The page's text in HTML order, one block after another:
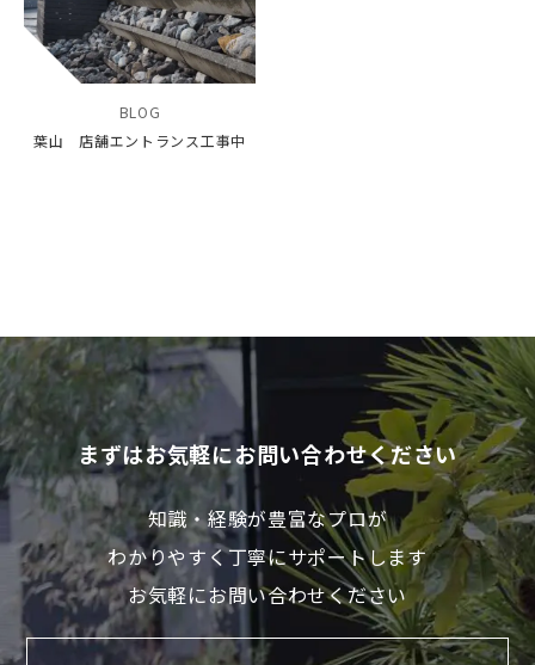
BLOG
葉山 店舗エントランス工事中
まずはお気軽にお問い合わせください
知識・経験が豊富なプロが
わかりやすく丁寧にサポートします
お気軽にお問い合わせください